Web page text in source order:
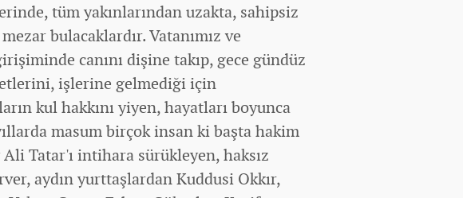
tüm yakınlarından uzakta, sahipsiz
bulacaklardır. Vatanımız ve
canını dişine takıp, gece gündüz
işlerine gelmediği için
kul hakkını yiyen, hayatları boyunca
masum birçok insan ki başta hakim
Ali Tatar'ı intihara sürükleyen, haksız
aydın yurttaşlardan Kuddusi Okkır,